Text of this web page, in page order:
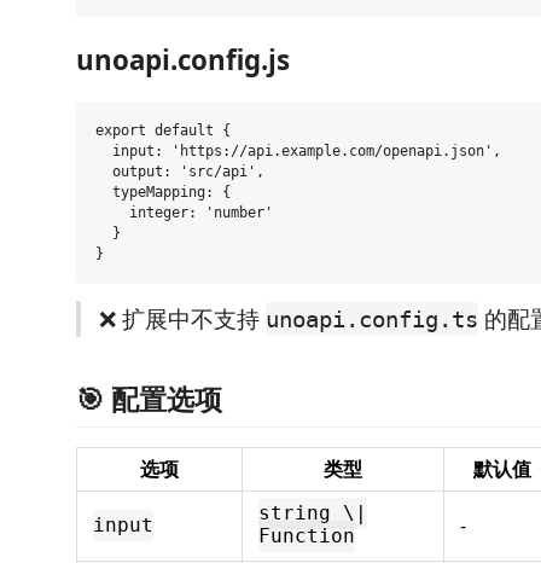
unoapi.config.js
export default {
  input: 'https://api.example.com/openapi.json',
  output: 'src/api',
  typeMapping: {
    integer: 'number'
  }
❌ 扩展中不支持 unoapi.config.ts 的配
🎯 配置选项
选项 类型 默认值
input
string \|
Function
-